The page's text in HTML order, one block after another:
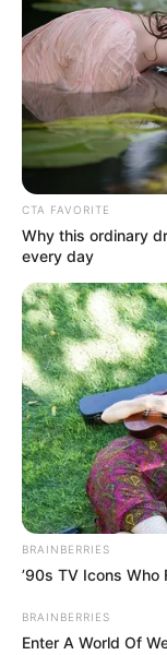
Biodata & Profil
Nama Lengkap:
Nama Panggung:
Nama Panggilan:
Tempat Tanggal
Januari 1997
Kewarganegaraan:
Pendidikan: SMA
Agama: Kristen
Tinggi Badan:
Orang Tua:
Saudara: Gage
Pacar: –
Profesi: Youtuber,
Hobi: Olahraga
Twitter:
CTA FAVORITE
Why this ordinary
every day
BRAINBERRIES
’90s TV Icons
BRAINBERRIES
Enter A World Of